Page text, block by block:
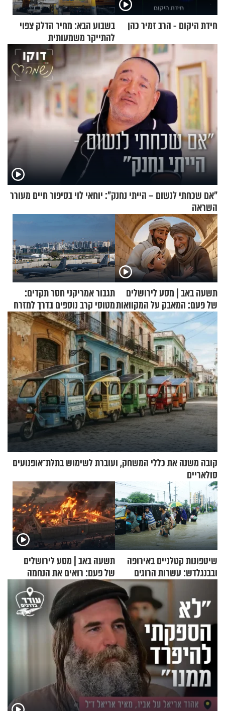
חידת היקום - הרב זמיר כהן
בשבוע הבא: מחיר הדלק צפוי
להתייקר משמעותית
"אם שכחתי לנשום – הייתי נחנק": יוחאי לוי בסיפור חיים מעורר
השראה
תשעה באב | מסע לירושלים
של פעם: המאבק על המקוואות
תגבור אמריקני חסר תקדים:
מטוסי קרב נוספים בדרך למזרח
התיכון
קובה משנה את כללי המשחק, ועוברת לשימוש בתלת־אופנועים
סולאריים
שיטפונות קטלניים באירופה
ובבנגלדש: עשרות הרוגים
תשעה באב | מסע לירושלים
של פעם: רואים את הנחמה